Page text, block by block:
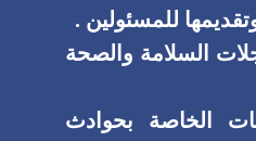
للمسئولين .
السلامة والصحة
الخاصة بحوادث